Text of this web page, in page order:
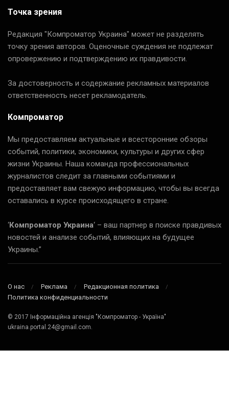
Точка зрения
Редакция "Компроматор Украина" может не разделять
точку зрения авторов. Оценочные суждения не подлежат
опровержению и подтверждению их правдивости.
За достоверность и содержание рекламных материалов
ответственность несет рекламодатель.
Компроматор
Мы предоставляем актуальные и всесторонние обзоры
событий, политики, экономики, культуры и других сфер
жизни Украины. Наша команда профессиональных
журналистов следит за главными событиями и
предоставляет вам свежую информацию, чтобы вы всегда
оставались в курсе происходящего в стране.
‘Компроматор Украина‘ – ваш партнер в поиске правдивых
новостей и анализе событий, влияющих на будущее
Украины.”
О нас Реклама
Редакционная политика
Политика конфиденциальности
© 2017 Інформаційна агенція "Компроматор - Україна"
ukraina.portal.24@gmail.com.